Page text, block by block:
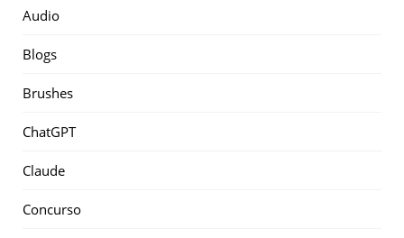
Audio
Blogs
Brushes
ChatGPT
Claude
Concurso